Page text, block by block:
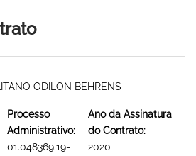
ODILON BEHRENS
Processo
Administrativo:
01.048369.19-
Ano da Assinatura
do Contrato:
2020